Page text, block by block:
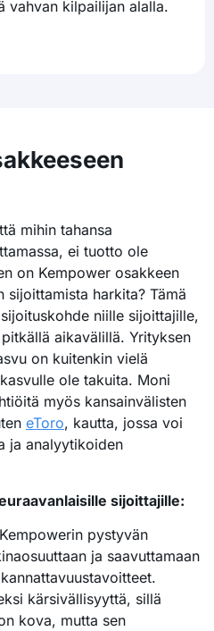
vahvan kilpailijan alalla.
mihin tahansa
ei tuotto ole
on Kempower osakkeen
sijoittamista harkita? Tämä
niille sijoittajille,
aikavälillä. Yrityksen
on kuitenkin vielä
ole takuita. Moni
myös kansainvälisten
eToro, kautta, jossa voi
ja analyytikoiden
sijoittajille:
pystyvän
ja saavuttamaan
kärsivällisyyttä, sillä
kova, mutta sen